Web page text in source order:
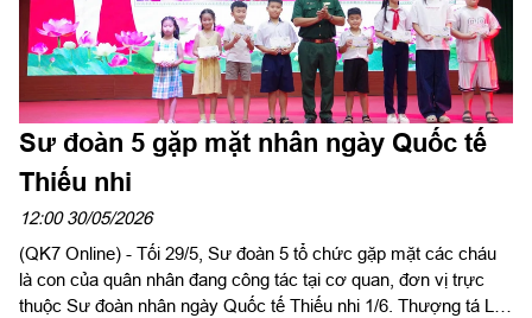
Sư đoàn 5 gặp mặt nhân ngày Quốc tế
Thiếu nhi
12:00 30/05/2026
(QK7 Online) - Tối 29/5, Sư đoàn 5 tổ chức gặp mặt các cháu
là con của quân nhân đang công tác tại cơ quan, đơn vị trực
thuộc Sư đoàn nhân ngày Quốc tế Thiếu nhi 1/6. Thượng tá Lê